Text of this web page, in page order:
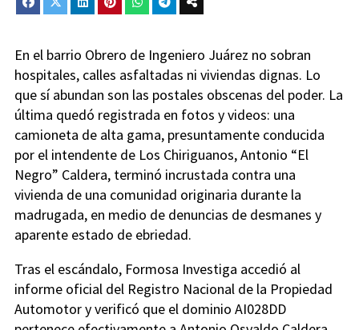
En el barrio Obrero de Ingeniero Juárez no sobran
hospitales, calles asfaltadas ni viviendas dignas. Lo
que sí abundan son las postales obscenas del poder. La
última quedó registrada en fotos y videos: una
camioneta de alta gama, presuntamente conducida
por el intendente de Los Chiriguanos, Antonio “El
Negro” Caldera, terminó incrustada contra una
vivienda de una comunidad originaria durante la
madrugada, en medio de denuncias de desmanes y
aparente estado de ebriedad.
Tras el escándalo, Formosa Investiga accedió al
informe oficial del Registro Nacional de la Propiedad
Automotor y verificó que el dominio AI028DD